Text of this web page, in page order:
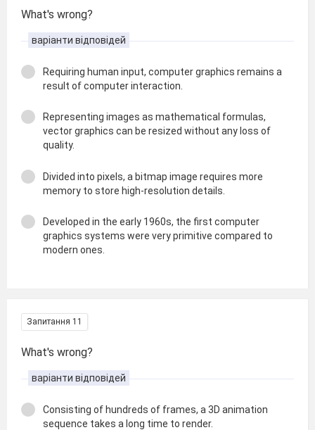
What's wrong?
варіанти відповідей
Requiring human input, computer graphics remains a
result of computer interaction.
Representing images as mathematical formulas,
vector graphics can be resized without any loss of
quality.
Divided into pixels, a bitmap image requires more
memory to store high-resolution details.
Developed in the early 1960s, the first computer
graphics systems were very primitive compared to
modern ones.
Запитання 11
What's wrong?
варіанти відповідей
Consisting of hundreds of frames, a 3D animation
sequence takes a long time to render.